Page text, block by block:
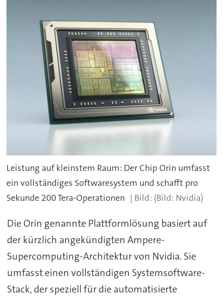
Leistung auf kleinstem Raum: Der Chip Orin umfasst
ein vollständiges Softwaresystem und schafft pro
Sekunde 200 Tera-Operationen
(Bild: Nvidia)
Die Orin genannte Plattformlösung basiert auf
der kürzlich angekündigten Ampere-
Supercomputing-Architektur von Nvidia. Sie
umfasst einen vollständigen Systemsoftware-
Stack, der speziell für die automatisierte